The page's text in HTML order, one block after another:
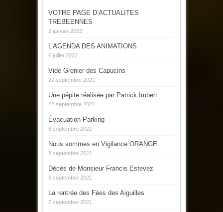
VOTRE PAGE D’ACTUALITES
TREBEENNES
2 janvier 2023
L’AGENDA DES ANIMATIONS
6 juillet 2022
Vide Grenier des Capucins
27 septembre 2021
Une pépite réalisée par Patrick Imbert
22 septembre 2021
Évacuation Parking
8 septembre 2021
Nous sommes en Vigilance ORANGE
8 septembre 2021
Décès de Monsieur Francis Estevez
8 septembre 2021
La rentrée des Fées des Aiguilles
7 septembre 2021